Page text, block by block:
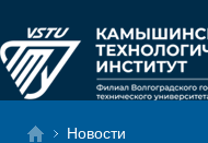
Новости